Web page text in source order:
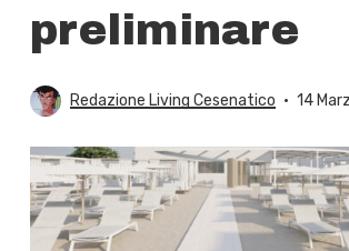
preliminare
Redazione Living Cesenatico 14